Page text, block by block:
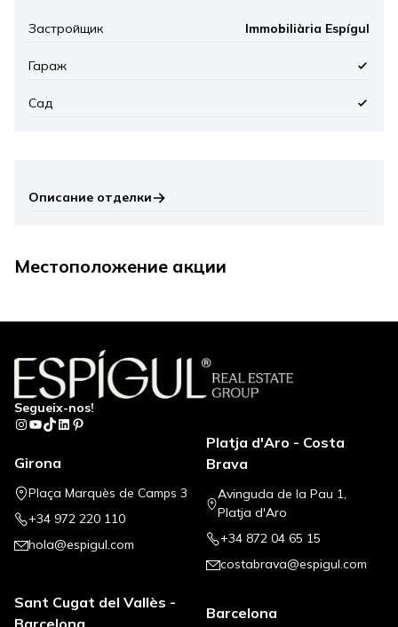
Застройщик Immobiliària Espígul
Гараж
Сад
Описание отделки
Местоположение акции
+
Segueix-nos!
Instagram
YouTube
TikTok
LinkedIn
Pinterest
Girona
Plaça Marquès de Camps 3
+34 972 220 110
hola@espigul.com
Platja d'Aro - Costa
Brava
Avinguda de la Pau 1,
Platja d'Aro
+34 872 04 65 15
costabrava@espigul.com
Sant Cugat del Vallès -
Barcelona